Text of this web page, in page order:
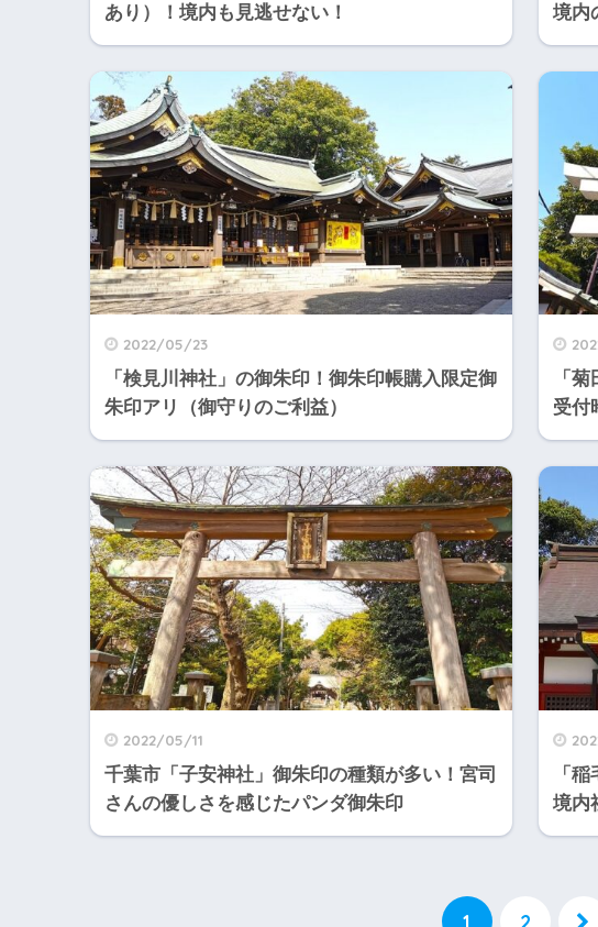
あり）！境内も見逃せない！
境内
2022/05/23
「検見川神社」の御朱印！御朱印帳購入限定御
朱印アリ（御守りのご利益）
「
受付
2022/05/11
千葉市「子安神社」御朱印の種類が多い！宮司
さんの優しさを感じたパンダ御朱印
「
境内
1 2